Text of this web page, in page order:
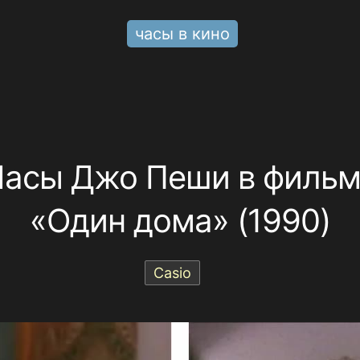
часы в кино
Джо Пеши в
«Один дома» (1990)
Casio